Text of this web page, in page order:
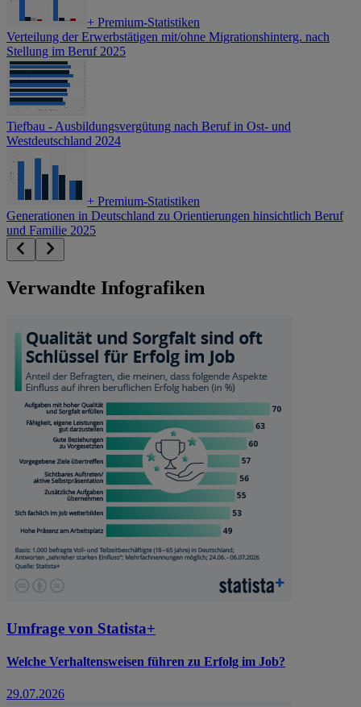
+ Premium-Statistiken
Verteilung der Erwerbstätigen mit/ohne Migrationshinterg. nach
Stellung im Beruf 2025
Tiefbau - Ausbildungsvergütung nach Beruf in Ost- und
Westdeutschland 2024
+ Premium-Statistiken
Generationen in Deutschland zu Orientierungen hinsichtlich Beruf
und Familie 2025
Verwandte Infografiken
Umfrage von Statista+
Welche Verhaltensweisen führen zu Erfolg im Job?
29.07.2026